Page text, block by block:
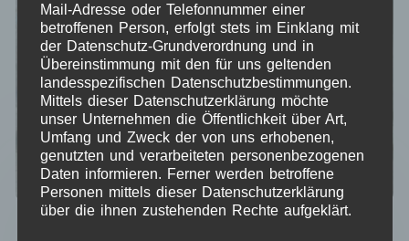
SVG-Datei Engel stehend (27 cm)
Mail-Adresse oder Telefonnummer einer
betroffenen Person, erfolgt stets im Einklang mit
der Datenschutz-Grundverordnung und in
Übereinstimmung mit den für uns geltenden
landesspezifischen Datenschutzbestimmungen.
Mittels dieser Datenschutzerklärung möchte
unser Unternehmen die Öffentlichkeit über Art,
Umfang und Zweck der von uns erhobenen,
genutzten und verarbeiteten personenbezogenen
Daten informieren. Ferner werden betroffene
Personen mittels dieser Datenschutzerklärung
über die ihnen zustehenden Rechte aufgeklärt.